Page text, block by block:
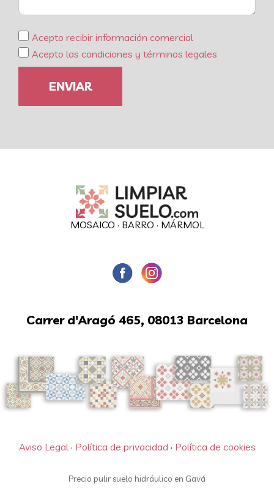
Acepto recibir información comercial
Acepto las condiciones y términos legales
ENVIAR
MOSAICO · BARRO · MÁRMOL
Carrer d'Aragó 465, 08013 Barcelona
Aviso Legal · Política de privacidad · Política de cookies
Precio pulir suelo hidráulico en Gavá